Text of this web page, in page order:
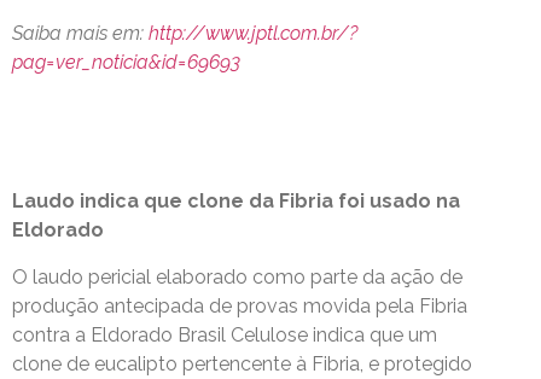
Saiba mais em: http://www.jptl.com.br/?
pag=ver_noticia&id=69693
Laudo indica que clone da Fibria foi usado na
Eldorado
O laudo pericial elaborado como parte da ação de
produção antecipada de provas movida pela Fibria
contra a Eldorado Brasil Celulose indica que um
clone de eucalipto pertencente à Fibria, e protegido